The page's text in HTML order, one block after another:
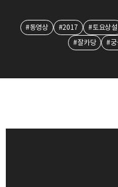
#동영상 #2017 #토요상설
#잘카당
#궁